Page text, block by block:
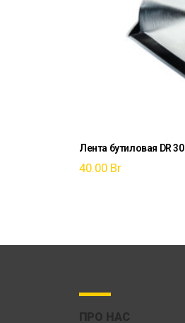
Лента бутиловая DR 30
40.00 Br
ПРО НАС